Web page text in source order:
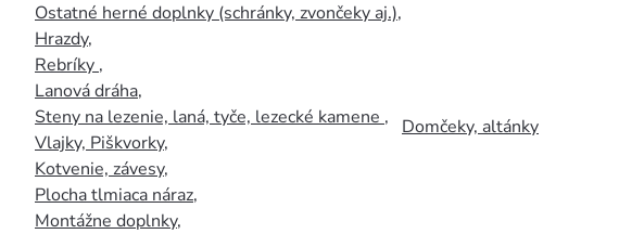
Ostatné herné doplnky (schránky, zvončeky aj.),
Hrazdy,
Rebríky ,
Lanová dráha,
Steny na lezenie, laná, tyče, lezecké kamene ,
Vlajky, Piškvorky,
Kotvenie, závesy,
Plocha tlmiaca náraz,
Montážne doplnky,
Domčeky, altánky